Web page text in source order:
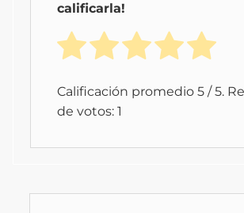
calificarla!
Calificación promedio 5/ 5.
de votos: 1